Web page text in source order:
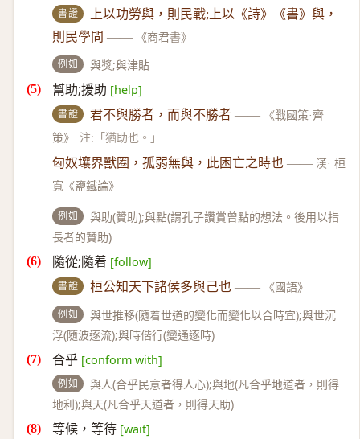
書證
上以功勞與，則民戰;上以《詩》《書》與，
則民學問 —— 《商君書》
例如 與獎;與津貼
幫助;援助 [help]
書證 君不與勝者，而與不勝者 ——
《戰國策·齊
策》
注:「猶助也。」
匈奴壤界獸圈，孤弱無與，此困亡之時也 —— 漢· 桓
寬《鹽鐵論》
例如
與助(贊助);與點(謂孔子讚賞曾點的想法。後用以指
長者的贊助)
隨從;隨着 [follow]
書證 桓公知天下諸侯多與己也 —— 《國語》
例如
與世推移(隨着世道的變化而變化以合時宜);與世沉
浮(隨波逐流);與時偕行(變通逐時)
合乎 [conform with]
例如
與人(合乎民意者得人心);與地(凡合乎地道者，則得
地利);與天(凡合乎天道者，則得天助)
等候，等待 [wait]